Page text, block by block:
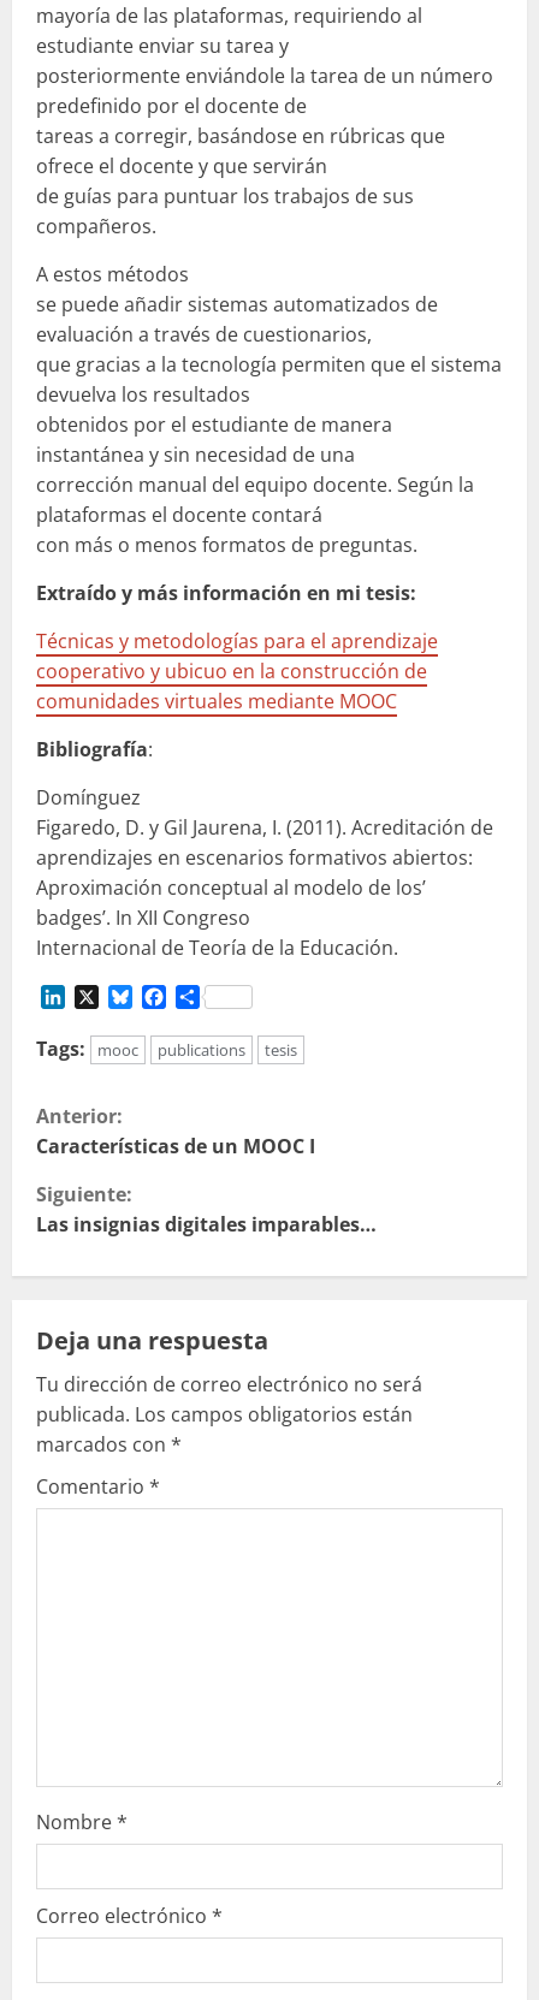
mayoría de las plataformas, requiriendo al
estudiante enviar su tarea y
posteriormente enviándole la tarea de un número
predefinido por el docente de
tareas a corregir, basándose en rúbricas que
ofrece el docente y que servirán
de guías para puntuar los trabajos de sus
compañeros.
A estos métodos
se puede añadir sistemas automatizados de
evaluación a través de cuestionarios,
que gracias a la tecnología permiten que el sistema
devuelva los resultados
obtenidos por el estudiante de manera
instantánea y sin necesidad de una
corrección manual del equipo docente. Según la
plataformas el docente contará
con más o menos formatos de preguntas.
Extraído y más información en mi tesis:
Técnicas y metodologías para el aprendizaje
cooperativo y ubicuo en la construcción de
comunidades virtuales mediante MOOC
Bibliografía:
Domínguez
Figaredo, D. y Gil Jaurena, I. (2011). Acreditación de
aprendizajes en escenarios formativos abiertos:
Aproximación conceptual al modelo de los’
badges’. In XII Congreso
Internacional de Teoría de la Educación.
LinkedIn
X BlueskyFacebook
Compartir
Tags:
mooc publications tesis
S
i
g
l
e
y
e
Anterior:
Características de un MOOC I
Siguiente:
Las insignias digitales imparables…
Deja una respuesta
Tu dirección de correo electrónico no será
publicada. Los campos obligatorios están
marcados con *
Comentario *
Nombre*
Correo electrónico *